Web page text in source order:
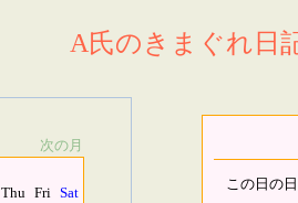
A氏のきまぐれ日
次の月
Thu Fri Sat
この日の